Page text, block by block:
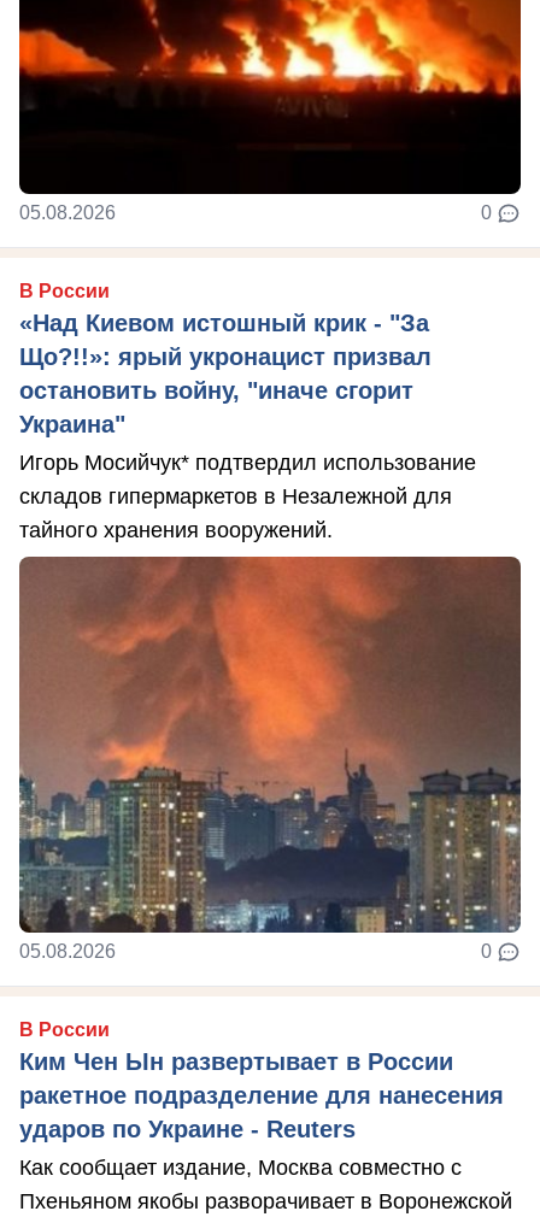
05.08.2026 0
В России
«Над Киевом истошный крик - "За
Що?!!»: ярый укронацист призвал
остановить войну, "иначе сгорит
Украина"
Игорь Мосийчук* подтвердил использование
складов гипермаркетов в Незалежной для
тайного хранения вооружений.
05.08.2026 0
В России
Ким Чен Ын развертывает в России
ракетное подразделение для нанесения
ударов по Украине - Reuters
Как сообщает издание, Москва совместно с
Пхеньяном якобы разворачивает в Воронежской